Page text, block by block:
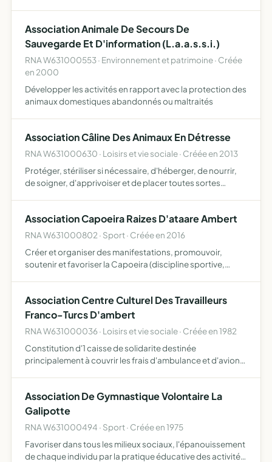
Association Animale De Secours De
Sauvegarde Et D'information (L.a.a.s.s.i.)
RNA W631000553 · Environnement et patrimoine · Créée
en 2000
Développer les activités en rapport avec la protection des
animaux domestiques abandonnés ou maltraités
Association Câline Des Animaux En Détresse
RNA W631000630 · Loisirs et vie sociale · Créée en 2013
Protéger, stériliser si nécessaire, d'héberger, de nourrir,
de soigner, d'apprivoiser et de placer toutes sortes
interventions…
Association Capoeira Raizes D'ataare Ambert
RNA W631000802 · Sport · Créée en 2016
Créer et organiser des manifestations, promouvoir,
soutenir et favoriser la Capoeira (discipline sportive,
Association Centre Culturel Des Travailleurs
Franco-Turcs D'ambert
RNA W631000036 · Loisirs et vie sociale · Créée en 1982
Constitution d'1 caisse de solidarite destinée
principalement à couvrir les frais d'ambulance et d'avion
Association De Gymnastique Volontaire La
Galipotte
RNA W631000494 · Sport · Créée en 1975
Favoriser dans tous les milieux sociaux, l'épanouissement
de chaque individu par la pratique éducative des activités